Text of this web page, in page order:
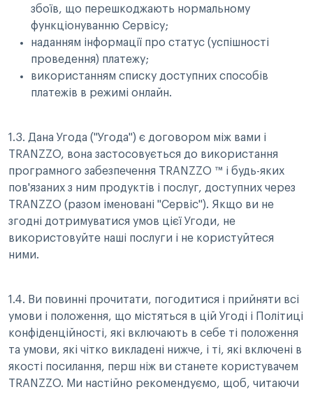
збоїв, що перешкоджають нормальному
функціонуванню Сервісу;
наданням інформації про статус (успішності
проведення) платежу;
використанням списку доступних способів
платежів в режимі онлайн.
1.3. Дана Угода ("Угода") є договором між вами і
TRANZZO, вона застосовується до використання
програмного забезпечення TRANZZO ™ і будь-яких
пов'язаних з ним продуктів і послуг, доступних через
TRANZZO (разом іменовані "Сервіс"). Якщо ви не
згодні дотримуватися умов цієї Угоди, не
використовуйте наші послуги і не користуйтеся
ними.
1.4. Ви повинні прочитати, погодитися і прийняти всі
умови і положення, що містяться в цій Угоді і Політиці
конфіденційності, які включають в себе ті положення
та умови, які чітко викладені нижче, і ті, які включені в
якості посилання, перш ніж ви станете користувачем
TRANZZO. Ми настійно рекомендуємо, щоб, читаючи